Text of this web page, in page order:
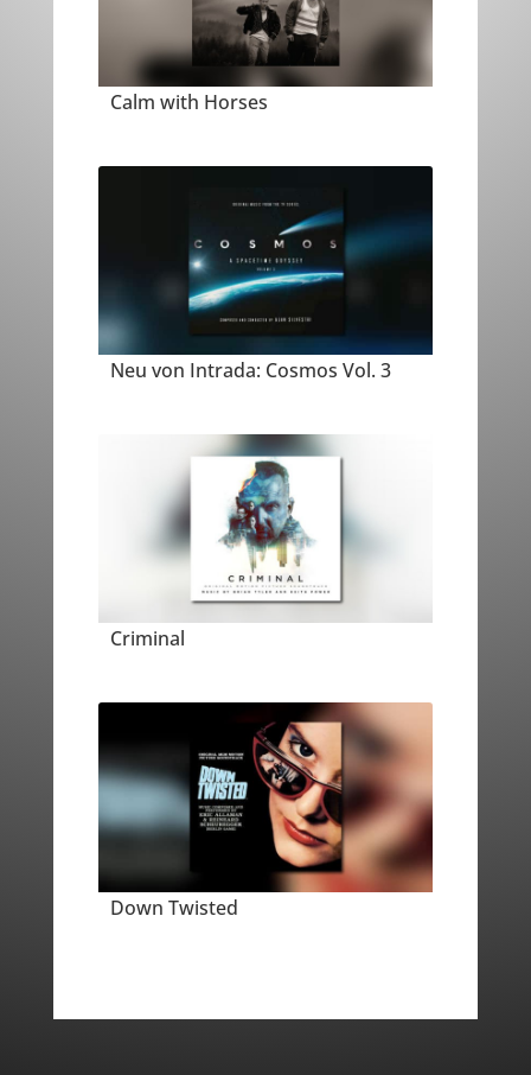
Calm with Horses
Neu von Intrada: Cosmos Vol. 3
Criminal
Down Twisted